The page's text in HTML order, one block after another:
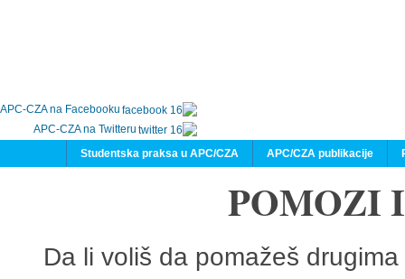
APC-CZA na Facebooku
APC-CZA na Twitteru
APC/CZA publikacije
Studentska praksa u APC/CZA
POMOZI
Da li voliš da pomažeš